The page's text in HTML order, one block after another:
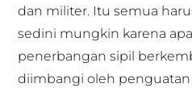
dan militer. Itu semua
sedini mungkin karena
penerbangan sipil
diimbangi oleh penguatan